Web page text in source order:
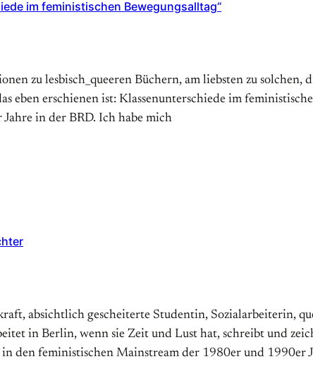
im feministischen Bewegungsalltag“
zu lesbisch_queeren Büchern, am liebsten zu
eben erschienen ist: Klassenunterschiede im
in der BRD. Ich habe mich
absichtlich gescheiterte Studentin, Sozialarbeiterin,
in Berlin, wenn sie Zeit und Lust hat, schreibt und
den feministischen Mainstream der 1980er und 1990er